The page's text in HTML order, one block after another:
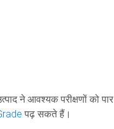
ने आवश्यक परीक्षणों को पार
पढ़ सकते हैं।